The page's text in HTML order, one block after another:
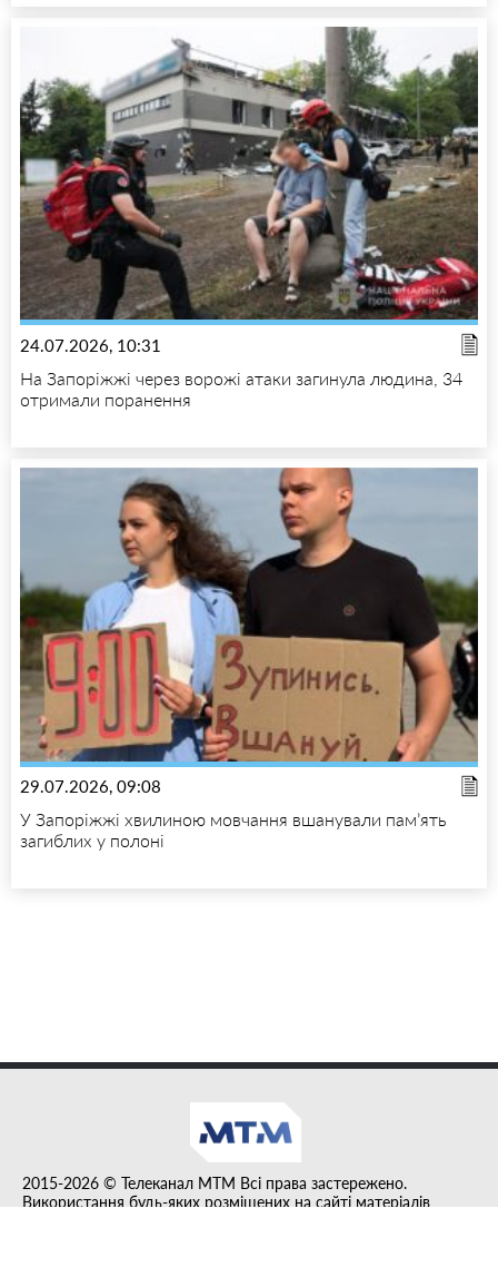
24.07.2026, 10:31
На Запоріжжі через ворожі атаки загинула людина, 34
отримали поранення
29.07.2026, 09:08
У Запоріжжі хвилиною мовчання вшанували пам’ять
загиблих у полоні
2015-2026 © Телеканал MTM Всі права застережено.
Використання будь-яких розміщених на сайті матеріалів